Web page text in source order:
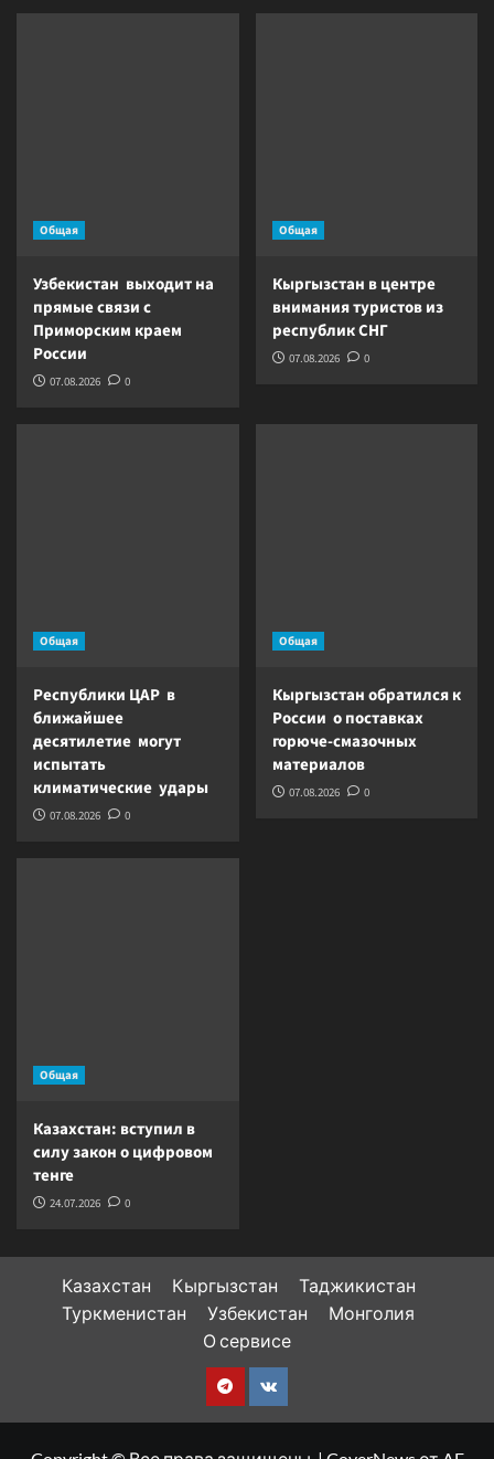
Общая
Узбекистан выходит на
прямые связи с
Приморским краем
России
07.08.2026 0
Общая
Кыргызстан в центре
внимания туристов из
республик СНГ
07.08.2026 0
Общая
Республики ЦАР в
ближайшее
десятилетие могут
испытать
климатические удары
07.08.2026 0
Общая
Кыргызстан обратился к
России о поставках
горюче-смазочных
материалов
07.08.2026 0
Общая
Казахстан: вступил в
силу закон о цифровом
тенге
24.07.2026 0
Казахстан Кыргызстан
Таджикистан
Туркменистан
Узбекистан
Монголия
О сервисе
Telegram
VK